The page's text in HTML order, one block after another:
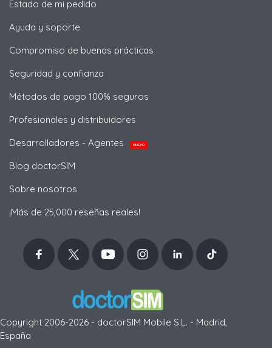
Estado de mi pedido
Ayuda y soporte
Compromiso de buenas prácticas
Seguridad y confianza
Métodos de pago 100% seguros
Profesionales y distribuidores
Desarrolladores - Agentes
NUEVO
Blog doctorSIM
Sobre nosotros
¡Más de 25,000 reseñas reales!
Copyright 2006-2026 - doctorSIM Mobile S.L. - Madrid,
España